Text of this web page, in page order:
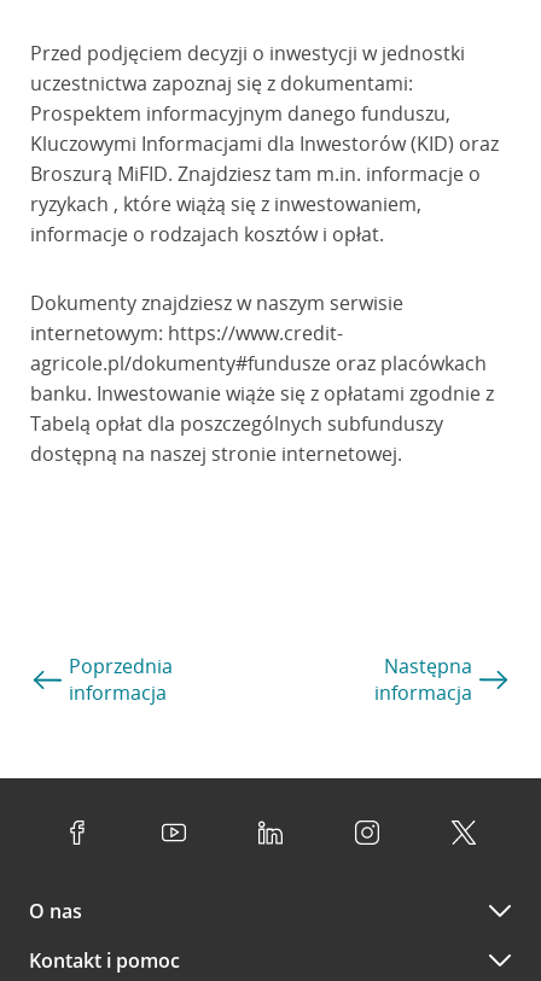
Przed podjęciem decyzji o inwestycji w jednostki
uczestnictwa zapoznaj się z dokumentami:
Prospektem informacyjnym danego funduszu,
Kluczowymi Informacjami dla Inwestorów (KID) oraz
Broszurą MiFID. Znajdziesz tam m.in. informacje o
ryzykach , które wiążą się z inwestowaniem,
informacje o rodzajach kosztów i opłat.
Dokumenty znajdziesz w naszym serwisie
internetowym: https://www.credit-
agricole.pl/dokumenty#fundusze oraz placówkach
banku. Inwestowanie wiąże się z opłatami zgodnie z
Tabelą opłat dla poszczególnych subfunduszy
dostępną na naszej stronie internetowej.
Poprzednia
informacja
Następna
informacja
O nas
Kontakt i pomoc